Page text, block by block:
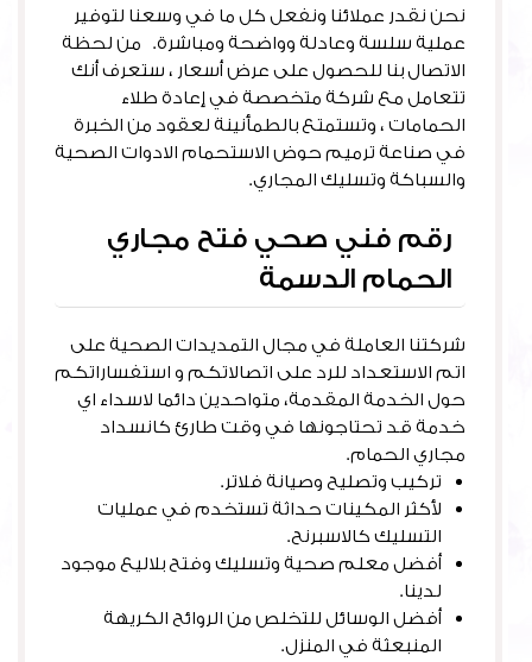
نحن نقدر عملائنا ونفعل كل ما في وسعنا لتوفير
عملية سلسة وعادلة وواضحة ومباشرة. من لحظة
الاتصال بنا للحصول على عرض أسعار ، ستعرف أنك
تتعامل مع شركة متخصصة في إعادة طلاء
الحمامات ، وتستمتع بالطمأنينة لعقود من الخبرة
في صناعة ترميم حوض الاستحمام الادوات الصحية
والسباكة وتسليك المجاري.
رقم فني صحي فتح مجاري
الحمام الدسمة
شركتنا العاملة في مجال التمديدات الصحية على
اتم الاستعداد للرد على اتصالاتكم و استفساراتكم
حول الخدمة المقدمة، متواحدين دائما لاسداء اي
خدمة قد تحتاجونها في وقت طارئ كانسداد
مجاري الحمام.
تركيب وتصليح وصيانة فلاتر.
لأكثر المكينات حداثة تستخدم في عمليات
التسليك كالاسبرنح.
أفضل معلم صحية وتسليك وفتح بلاليع موجود
لدينا.
أفضل الوسائل للتخلص من الروائح الكريهة
المنبعثة في المنزل.